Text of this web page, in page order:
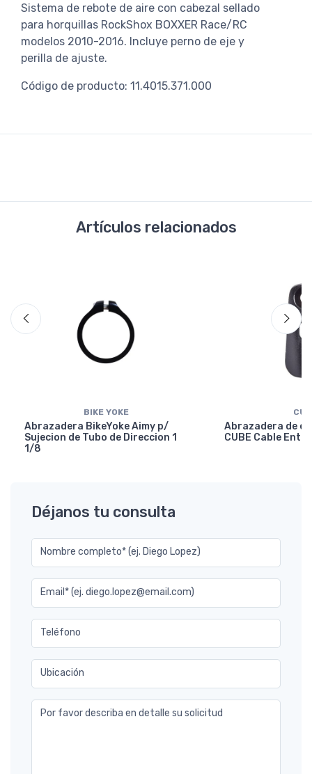
Sistema de rebote de aire con cabezal sellado
para horquillas RockShox BOXXER Race/RC
modelos 2010-2016. Incluye perno de eje y
perilla de ajuste.
Código de producto: 11.4015.371.000
Artículos relacionados
BIKE YOKE
Abrazadera BikeYoke Aimy p/
Sujecion de Tubo de Direccion 1
1/8
Abrazadera de
CUBE Cable
Déjanos tu consulta
Nombre completo* (ej. Diego Lopez)
Email* (ej. diego.lopez@email.com)
Teléfono
Ubicación
Por favor describa en detalle su solicitud